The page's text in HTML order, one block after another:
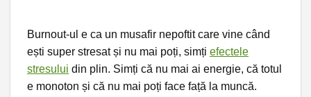
Burnout-ul e ca un musafir nepoftit care vine când
ești super stresat și nu mai poți, simți efectele
stresului din plin. Simți că nu mai ai energie, că totul
e monoton și că nu mai poți face față la muncă.